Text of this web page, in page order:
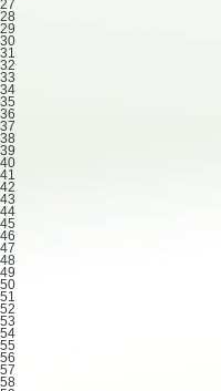
27
28
29
30
31
32
33
34
35
36
37
38
39
40
41
42
43
44
45
46
47
48
49
50
51
52
53
54
55
56
57
58